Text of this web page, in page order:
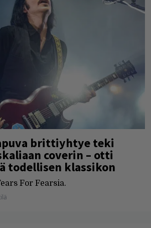
brittiyhtye teki
coverin – otti
todellisen klassikon
For Fearsia.